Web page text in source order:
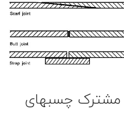
مشترک چسبهای